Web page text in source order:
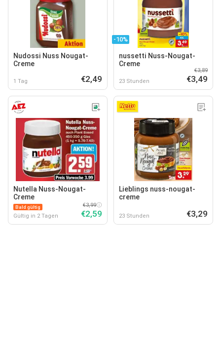
Nudossi Nuss Nougat-
Creme
1 Tag €2,49
-10%
nussetti Nuss-Nougat-
Creme
23 Stunden
€3,89
€3,49
Nutella Nuss-Nougat-
Creme
Bald gültig
Gültig in 2 Tagen
€3,99
€2,59
Lieblings nuss-nougat-
creme
23 Stunden €3,29